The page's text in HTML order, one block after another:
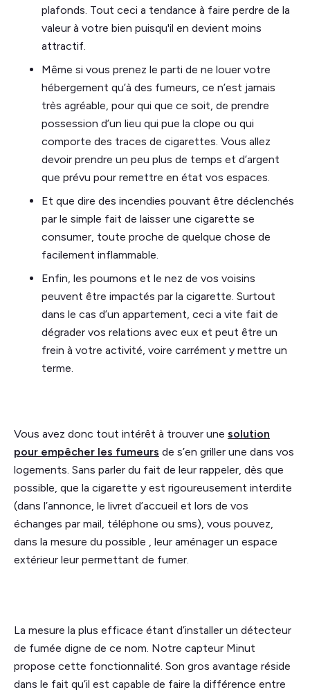
plafonds. Tout ceci a tendance à faire perdre de la
valeur à votre bien puisqu'il en devient moins
attractif.
Même si vous prenez le parti de ne louer votre
hébergement qu’à des fumeurs, ce n’est jamais
très agréable, pour qui que ce soit, de prendre
possession d’un lieu qui pue la clope ou qui
comporte des traces de cigarettes. Vous allez
devoir prendre un peu plus de temps et d’argent
que prévu pour remettre en état vos espaces.
Et que dire des incendies pouvant être déclenchés
par le simple fait de laisser une cigarette se
consumer, toute proche de quelque chose de
facilement inflammable.
Enfin, les poumons et le nez de vos voisins
peuvent être impactés par la cigarette. Surtout
dans le cas d’un appartement, ceci a vite fait de
dégrader vos relations avec eux et peut être un
frein à votre activité, voire carrément y mettre un
terme.
Vous avez donc tout intérêt à trouver une solution
pour empêcher les fumeurs de s’en griller une dans vos
logements. Sans parler du fait de leur rappeler, dès que
possible, que la cigarette y est rigoureusement interdite
(dans l’annonce, le livret d’accueil et lors de vos
échanges par mail, téléphone ou sms), vous pouvez,
dans la mesure du possible , leur aménager un espace
extérieur leur permettant de fumer.
La mesure la plus efficace étant d’installer un détecteur
de fumée digne de ce nom. Notre capteur Minut
propose cette fonctionnalité. Son gros avantage réside
dans le fait qu’il est capable de faire la différence entre